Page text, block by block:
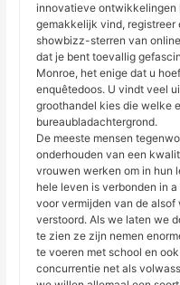
innovatieve ontwikkelingen
gemakkelijk vind, registreer
showbizz-sterren van
dat je bent toevallig
Monroe, het enige dat u
enquêtedoos. U vindt veel
groothandel kies die welke
bureaubladachtergrond.
De meeste mensen
onderhouden van een
vrouwen werken om in hun
hele leven is verbonden in
voor vermijden van de alsof
verstoord. Als we laten we
te zien ze zijn nemen
te voeren met school en
concurrentie net als